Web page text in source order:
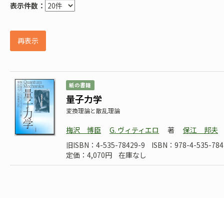
表示件数：
再表示
紙の書籍
量子力学
変換理論と散乱理論
梅沢 博臣 G. ヴィティエロ 著
保江 邦夫
旧ISBN：4-535-78429-9
ISBN：978-4-535-
定価：4,070円
在庫なし